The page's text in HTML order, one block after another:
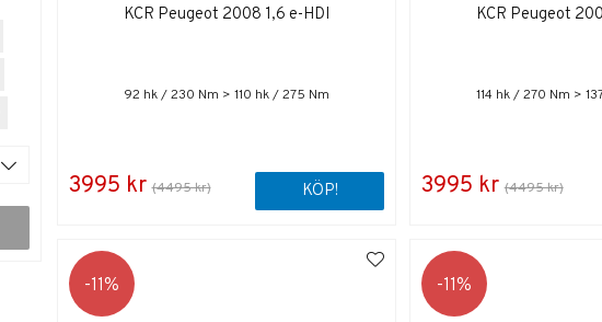
KCR Peugeot 2008 1,6 e-HDI
92 hk / 230 Nm > 110 hk / 275 Nm
3995 kr (4495 kr) KÖP!
KCR Peugeot
114 hk / 270 Nm >
3995 kr (4495 kr)
11 11